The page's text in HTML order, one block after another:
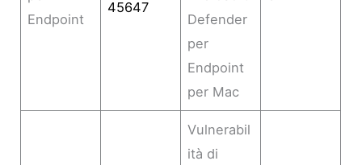
Endpoint
45647
Defender
per
Endpoint
per Mac
Vulnerabil
ità di